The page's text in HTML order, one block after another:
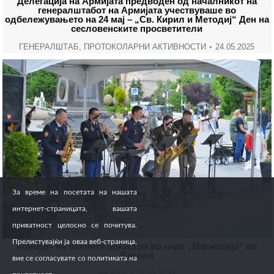
генералштабот на Армијата учествуваше во
одбележувањето на 24 мај – „Св. Кирил и Методиј“ Ден на
сесловенските просветители
ГЕНЕРАЛШТАБ, ПРОТОКОЛАРНИ АКТИВНОСТИ 24.05.2025
Концерт на воените оркестри во парк „Магнолија“ во
Битола
За време на посетата на нашата
интернет-страницата, вашата
приватност целосно се почитува.
Прелистувајќи ја оваа веб-страница,
вие се согласувате со политиката на